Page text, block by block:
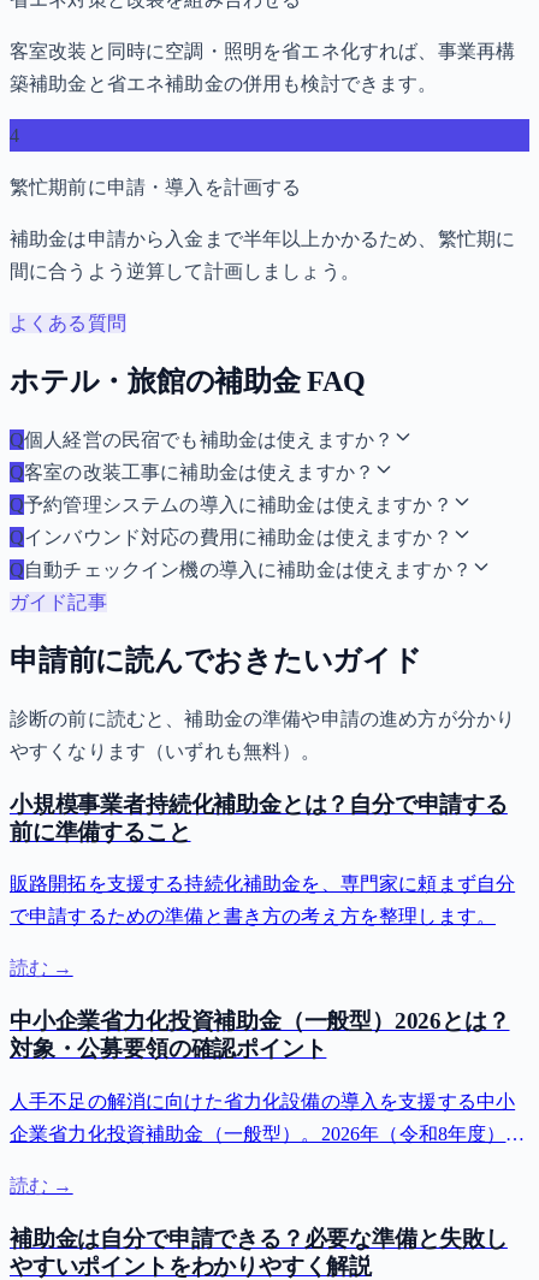
客室改装と同時に空調・照明を省エネ化すれば、事業再構
築補助金と省エネ補助金の併用も検討できます。
4
繁忙期前に申請・導入を計画する
補助金は申請から入金まで半年以上かかるため、繁忙期に
間に合うよう逆算して計画しましょう。
よくある質問
ホテル・旅館の補助金 FAQ
Q個人経営の民宿でも補助金は使えますか？
Q客室の改装工事に補助金は使えますか？
Q予約管理システムの導入に補助金は使えますか？
Qインバウンド対応の費用に補助金は使えますか？
Q自動チェックイン機の導入に補助金は使えますか？
ガイド記事
申請前に読んでおきたいガイド
診断の前に読むと、補助金の準備や申請の進め方が分かり
やすくなります（いずれも無料）。
小規模事業者持続化補助金とは？自分で申請する
前に準備すること
販路開拓を支援する持続化補助金を、専門家に頼まず自分
で申請するための準備と書き方の考え方を整理します。
読む →
中小企業省力化投資補助金（一般型）2026とは？
対象・公募要領の確認ポイント
人手不足の解消に向けた省力化設備の導入を支援する中小
企業省力化投資補助金（一般型）。2026年（令和8年度）の
領に基づきわかりやすくまとめます。
読む →
補助金は自分で申請できる？必要な準備と失敗し
やすいポイントをわかりやすく解説